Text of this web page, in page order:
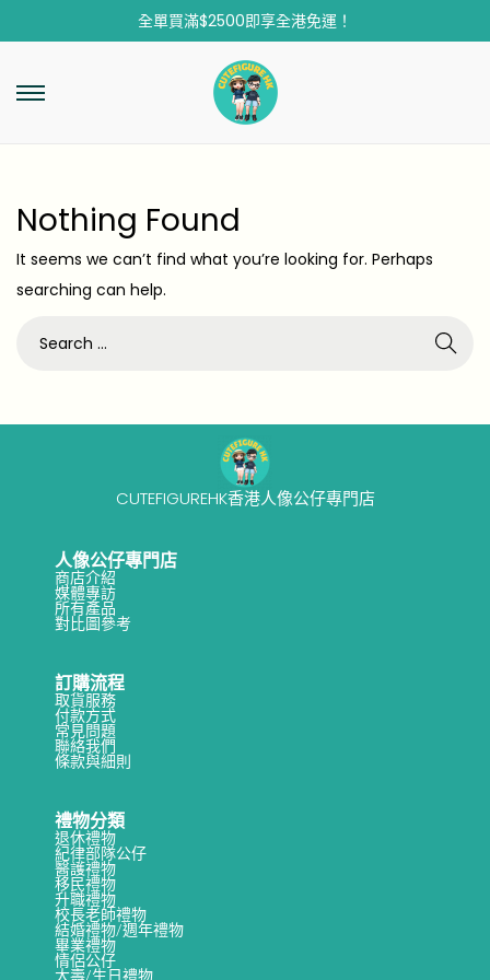
全單買滿$2500即享全港免運！
Nothing Found
It seems we can’t find what you’re looking for. Perhaps
searching can help.
CUTEFIGUREHK香港人像公仔專門店
人像公仔專門店
商店介紹
媒體專訪
所有產品
對比圖參考
訂購流程
取貨服務
付款方式
常見問題
聯絡我們
條款與細則
禮物分類
退休禮物
紀律部隊公仔
醫護禮物
移民禮物
升職禮物
校長老師禮物
結婚禮物/週年禮物
畢業禮物
情侶公仔
大壽/生日禮物